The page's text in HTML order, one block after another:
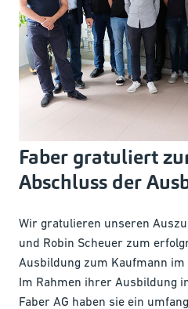
Faber gratuliert
Abschluss der
Wir gratulieren unseren
und Robin Scheuer zum
Ausbildung zum Kaufmann
Im Rahmen ihrer Ausbildung
Faber AG haben sie ein